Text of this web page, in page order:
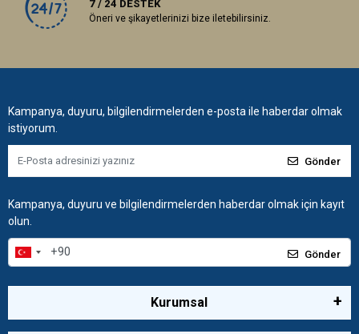
7 / 24 DESTEK
Öneri ve şikayetlerinizi bize iletebilirsiniz.
Kampanya, duyuru, bilgilendirmelerden e-posta ile haberdar olmak
istiyorum.
Gönder
Kampanya, duyuru ve bilgilendirmelerden haberdar olmak için kayıt
olun.
Gönder
Kurumsal